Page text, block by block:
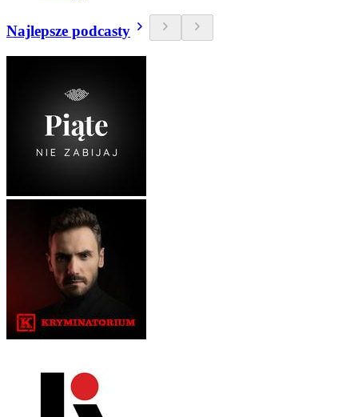
Najlepsze podcasty